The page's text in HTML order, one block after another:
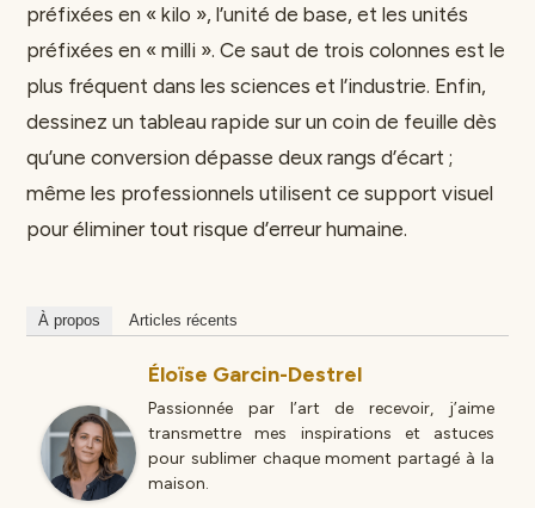
préfixées en « kilo », l’unité de base, et les unités
préfixées en « milli ». Ce saut de trois colonnes est le
plus fréquent dans les sciences et l’industrie. Enfin,
dessinez un tableau rapide sur un coin de feuille dès
qu’une conversion dépasse deux rangs d’écart ;
même les professionnels utilisent ce support visuel
pour éliminer tout risque d’erreur humaine.
À propos Articles récents
Éloïse Garcin-Destrel
Passionnée par l’art de recevoir, j’aime
transmettre mes inspirations et astuces
pour sublimer chaque moment partagé à la
maison.